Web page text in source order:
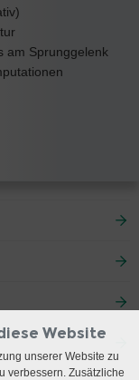
am Sprunggelenk
Website
unserer Website zu
verbessern. Zusätzliche